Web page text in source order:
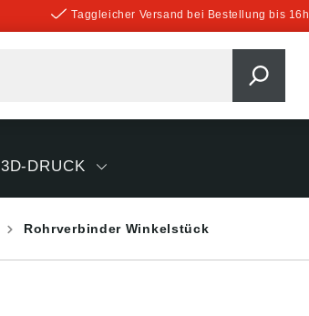
Taggleicher Versand bei Bestellung bis 16h
3D-DRUCK
Rohrverbinder Winkelstück